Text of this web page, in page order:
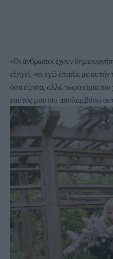
«Οι άνθρωποι έχουν
εξηγεί, «κι εγώ έπαιξα με
όσα έζησα, αλλά τώρα είμαι
εαυτός μου και απολαμβάνω